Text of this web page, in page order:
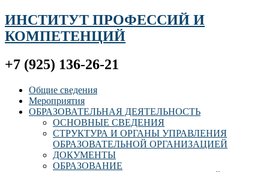
ИНСТИТУТ ПРОФЕССИЙ И
КОМПЕТЕНЦИЙ
+7 (925) 136-26-21
Общие сведения
Мероприятия
ОБРАЗОВАТЕЛЬНАЯ ДЕЯТЕЛЬНОСТЬ
ОСНОВНЫЕ СВЕДЕНИЯ
СТРУКТУРА И ОРГАНЫ УПРАВЛЕНИЯ
ОБРАЗОВАТЕЛЬНОЙ ОРГАНИЗАЦИЕЙ
ДОКУМЕНТЫ
ОБРАЗОВАНИЕ